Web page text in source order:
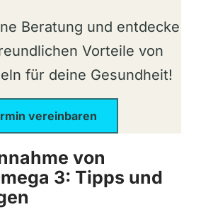
Beratung und entdecke
Vorteile von
für deine Gesundheit!
vereinbaren
von
3: Tipps und